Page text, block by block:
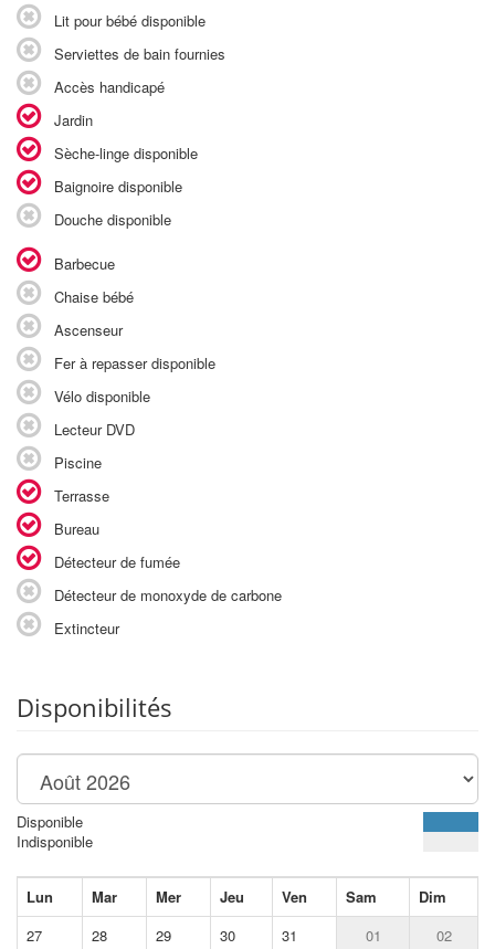
Lit pour bébé disponible
Serviettes de bain fournies
Accès handicapé
Jardin
Sèche-linge disponible
Baignoire disponible
Douche disponible
Barbecue
Chaise bébé
Ascenseur
Fer à repasser disponible
Vélo disponible
Lecteur DVD
Piscine
Terrasse
Bureau
Détecteur de fumée
Détecteur de monoxyde de carbone
Extincteur
Disponibilités
Disponible
Indisponible
Lun Mar Mer Jeu Ven Sam
Dim
27
28 29 30 31 01 02